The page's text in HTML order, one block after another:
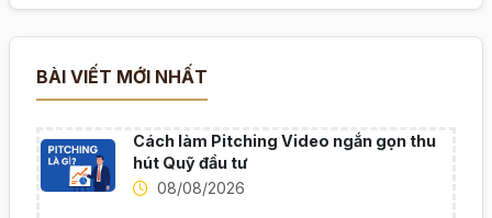
BÀI VIẾT MỚI NHẤT
Cách làm Pitching Video ngắn gọn thu
hút Quỹ đầu tư
08/08/2026